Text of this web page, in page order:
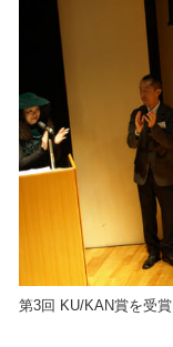
第3回 KU/KAN賞を受賞